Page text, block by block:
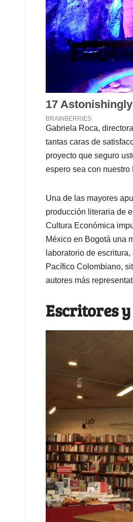
Gabriela Roca,
tantas caras de
proyecto que seguro
espero sea con nuestro
Una de las mayores
producción literaria de
Cultura Económica
México en Bogotá una
laboratorio de
Pacífico Colombiano,
autores más
Escritores